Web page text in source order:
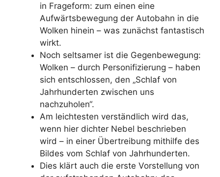
in Frageform: zum einen eine
Aufwärtsbewegung der Autobahn in die
Wolken hinein – was zunächst fantastisch
wirkt.
Noch seltsamer ist die Gegenbewegung:
Wolken – durch Personifizierung – haben
sich entschlossen, den „Schlaf von
Jahrhunderten zwischen uns
nachzuholen“.
Am leichtesten verständlich wird das,
wenn hier dichter Nebel beschrieben
wird – in einer Übertreibung mithilfe des
Bildes vom Schlaf von Jahrhunderten.
Dies klärt auch die erste Vorstellung von